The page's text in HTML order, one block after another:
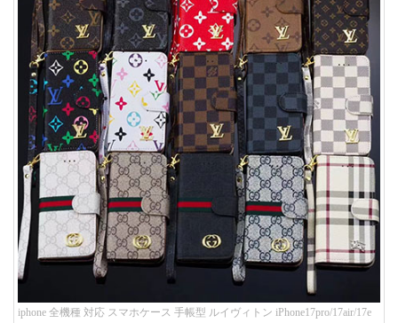
iphone 全機種 対応 スマホケース 手帳型 ルイヴィトン iPhone17pro/17air/17e